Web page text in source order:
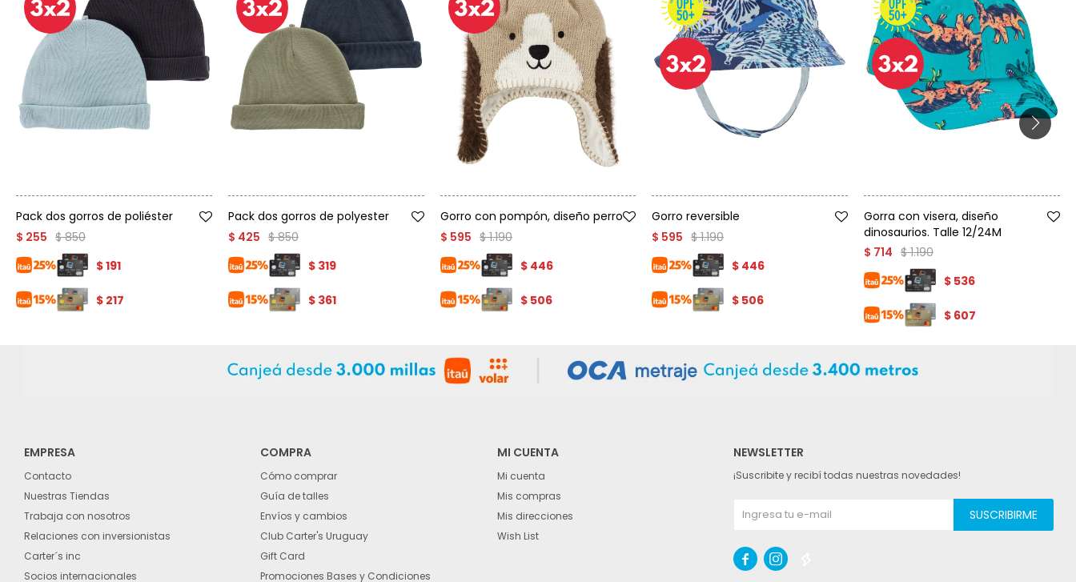
Pack dos gorros de poliéster
$ 255 $ 850
$191
$ 217
Pack dos gorros de polyester
$ 425 $ 850
$ 319
$ 361
Gorro con pompón, diseño perro
$ 595 $ 1.190
$ 446
$ 506
Gorro reversible
$ 595 $ 1.190
$ 446
$ 506
Gorra con visera, diseño
dinosaurios. Talle 12/24M
$ 714 $ 1.190
$ 536
$ 607
EMPRESA
Contacto
Nuestras Tiendas
Trabaja con nosotros
Relaciones con inversionistas
Carter´s inc
Socios internacionales
COMPRA
Cómo comprar
Guía de talles
Envíos y cambios
Club Carter's Uruguay
Gift Card
Promociones Bases y Condiciones
MI CUENTA
Mi cuenta
Mis compras
Mis direcciones
Wish List
NEWSLETTER
¡Suscribite y recibí todas nuestras novedades!
SUSCRIBIRME
 